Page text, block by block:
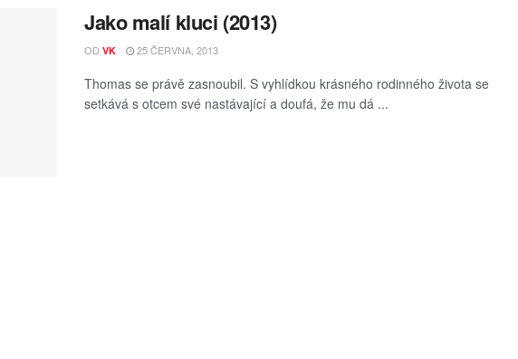
Jako malí kluci (2013)
OD VK 25 ČERVNA, 2013
Thomas se právě zasnoubil. S vyhlídkou krásného rodinného života se
setkává s otcem své nastávající a doufá, že mu dá ...